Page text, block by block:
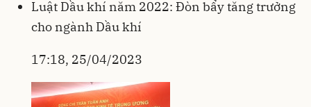
Luật Dầu khí năm 2022: Đòn bẩy tăng trưởng
cho ngành Dầu khí
17:18, 25/04/2023